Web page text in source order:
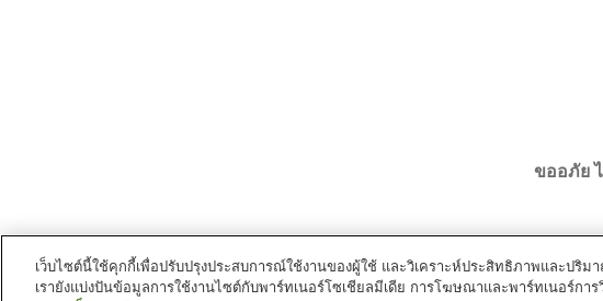
ขออภัย
เว็บไซต์นี้ใช้คุกกี้เพื่อปรับปรุงประสบการณ์ใช้งานของผู้ใช้ และวิเคราะห์ประสิทธิภาพและปริม
เรายังแบ่งปันข้อมูลการใช้งานไซต์กับพาร์ทเนอร์โซเชียลมีเดีย การโฆษณาและพาร์ทเนอร์การ